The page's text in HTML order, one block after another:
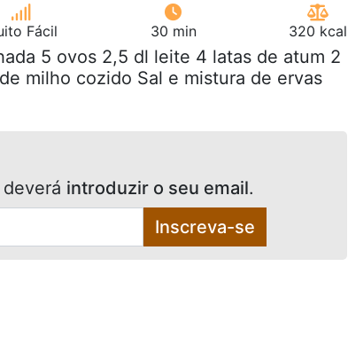
Fácil 30 min 320 kcal
5 ovos 2,5 dl leite 4 latas de atum 2
milho cozido Sal e mistura de ervas
introduzir o seu email.
Inscreva-se